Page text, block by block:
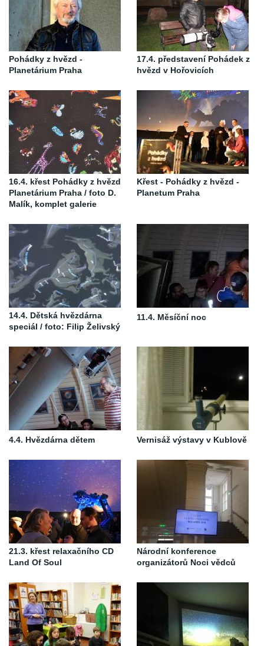
Pohádky z hvězd -
Planetárium Praha
17.4. představení Pohádek z
hvězd v Hořovicích
16.4. křest Pohádky z hvězd
Planetárium Praha / foto D.
Malík, komplet galerie
Křest - Pohádky z hvězd -
Planetum Praha
14.4. Dětská hvězdárna
speciál / foto: Filip Želivský
11.4. Měsíční noc
4.4. Hvězdárna dětem Vernisáž výstavy v Kublově
21.3. křest relaxačního CD
Land Of Soul
Národní konference
organizátorů Noci vědců